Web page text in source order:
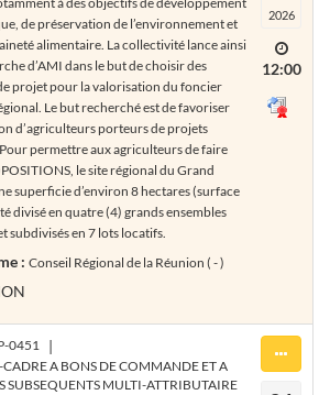
de préservation de l’environnement et
alimentaire. La collectivité lance ainsi
d’AMI dans le but de choisir des
projet pour la valorisation du foncier
Le but recherché est de favoriser
d’agriculteurs porteurs de projets
permettre aux agriculteurs de faire
le site régional du Grand
superficie d’environ 8 hectares (surface
divisé en quatre (4) grands ensembles
subdivisés en 7 lots locatifs.
: Conseil Régional de la Réunion ( - )
2026
12:00
0451 |
A BONS DE COMMANDE ET A
SUBSEQUENTS MULTI-ATTRIBUTAIRE